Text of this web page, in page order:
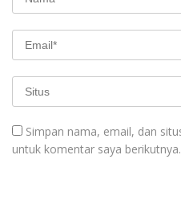
Simpan nama, email, dan
untuk komentar saya berikutnya.